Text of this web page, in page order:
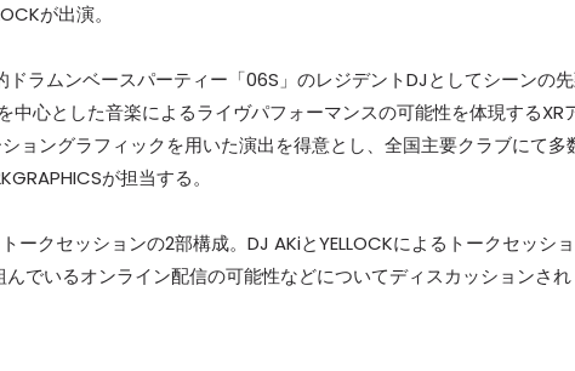
が出演。
ラムンベースパーティー「06S」のレジデントDJとしてシーンの
中心とした音楽によるライヴパフォーマンスの可能性を体現するXR
ョングラフィックを用いた演出を得意とし、全国主要クラブにて多
が担当する。
クセッションの2部構成。DJ AKiとYELLOCKによるトークセッショ
でいるオンライン配信の可能性などについてディスカッションされ